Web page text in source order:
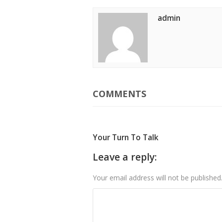
admin
COMMENTS
Your Turn To Talk
Leave a reply:
Your email address will not be published.